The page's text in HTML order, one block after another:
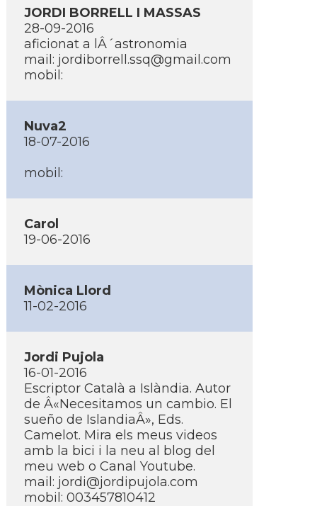
JORDI BORRELL I MASSAS
28-09-2016
aficionat a lÂ´astronomia
mail: jordiborrell.ssq@gmail.com
mobil:
Nuva2
18-07-2016
mobil:
Carol
19-06-2016
Mònica Llord
11-02-2016
Jordi Pujola
16-01-2016
Escriptor Català a Islàndia. Autor
de Â«Necesitamos un cambio. El
sueño de IslandiaÂ», Eds.
Camelot. Mira els meus videos
amb la bici i la neu al blog del
meu web o Canal Youtube.
mail: jordi@jordipujola.com
mobil: 003457810412